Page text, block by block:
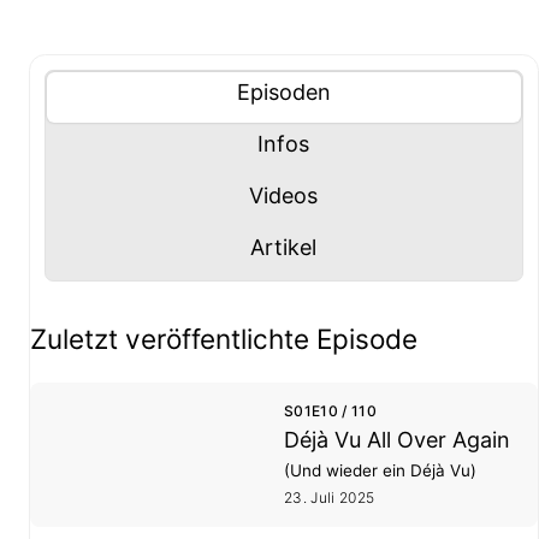
Inhalte (Tabliste)
Tablisten-Hilfe: Benutze die Tablisten-Controls
Tablisten-Controls Panel mit
Episodenanzeigen
Panel mit
Infosanzeigen
Panel mit
Videosanzeigen
Panel mit
Artikel
Zuletzt veröffentlichte Episode
S01E10 / 110
Déjà Vu All Over Again
(Und wieder ein Déjà Vu)
23. Juli 2025